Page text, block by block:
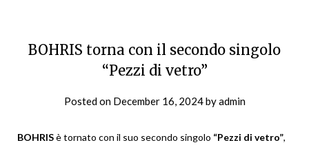
BOHRIS torna con il secondo singolo
“Pezzi di vetro”
Posted on December 16, 2024byadmin
BOHRISè tornato con il suo secondo singolo “Pezzi di vetro”,